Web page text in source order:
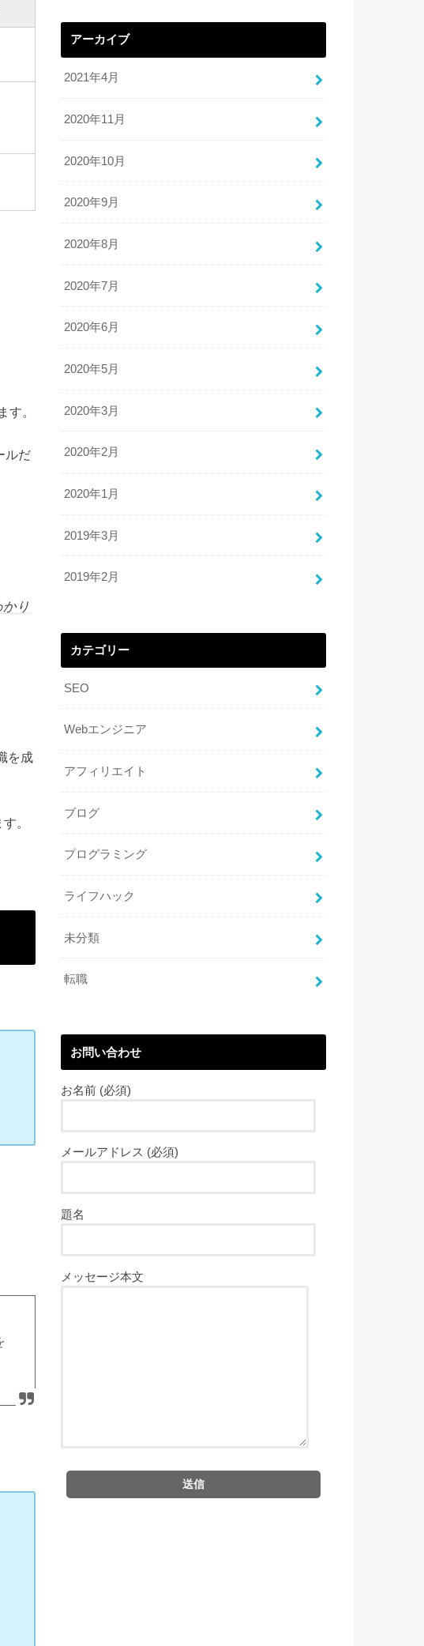
す。
ルだ
り
を成
。
アーカイブ
2021年4月
2020年11月
2020年10月
2020年9月
2020年8月
2020年7月
2020年6月
2020年5月
2020年3月
2020年2月
2020年1月
2019年3月
2019年2月
カテゴリー
SEO
Webエンジニア
アフィリエイト
ブログ
プログラミング
ライフハック
未分類
転職
お問い合わせ
お名前 (必須)
メールアドレス (必須)
題名
メッセージ本文